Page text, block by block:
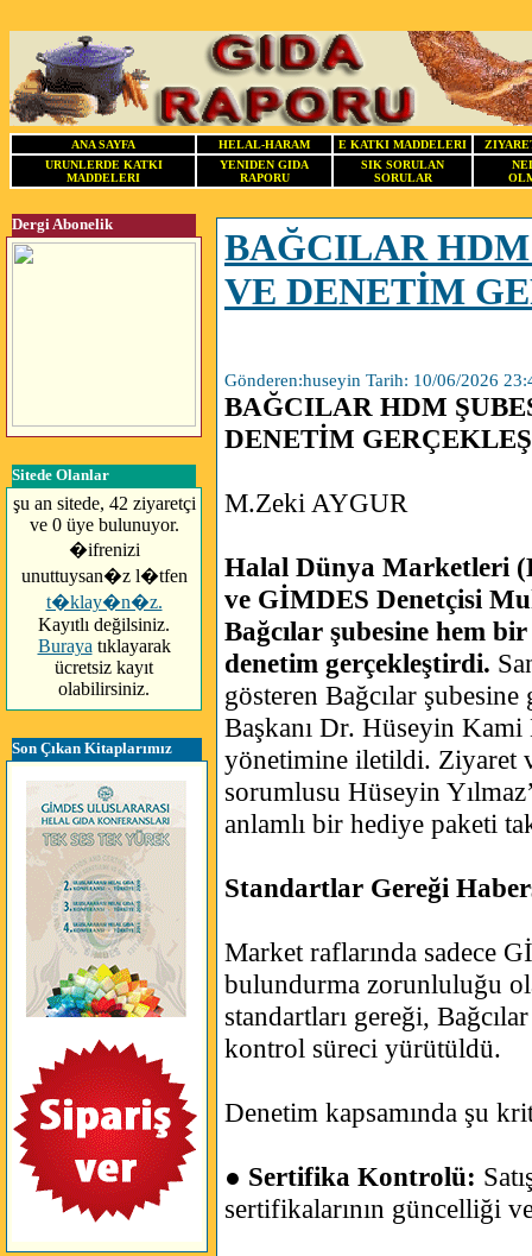
ANA SAYFA HELAL-HARAM E KATKI MADDELERI
URUNLERDE KATKI
MADDELERI
YENIDEN GIDA
RAPORU
SIK SORULAN
SORULAR
Dergi Abonelik
Sitede Olanlar
şu an sitede, 42 ziyaretçi
ve 0 üye bulunuyor.
�ifrenizi
unuttuysan�z l�tfen
t�klay�n�z.
Kayıtlı değilsiniz.
Buraya tıklayarak
ücretsiz kayıt
olabilirsiniz.
Son Çıkan Kitaplarımız
BAĞCILAR
VE DENETİM
Gönderen:huseyin Tarih: 10/06/2026
BAĞCILAR HDM
DENETİM
M.Zeki AYGUR
Halal Dünya Marketleri
ve GİMDES Denetçisi
Bağcılar şubesine hem
denetim gerçekleştirdi.
gösteren Bağcılar
Başkanı Dr. Hüseyin
yönetimine iletildi. Ziyaret
sorumlusu Hüseyin
anlamlı bir hediye paketi
Standartlar Gereği
Market raflarında sadece
bulundurma zorunluluğu
standartları gereği,
kontrol süreci yürütüldü.
Denetim kapsamında şu
● Sertifika Kontrolü:
sertifikalarının güncelliği